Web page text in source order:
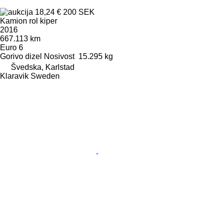
18,24 € 200 SEK
Kamion rol kiper
2016
667.113 km
Euro 6
Gorivo dizel Nosivost 15.295 kg
Švedska, Karlstad
Klaravik Sweden